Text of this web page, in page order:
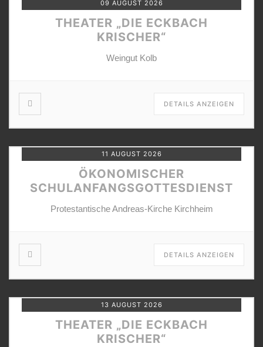
09 AUGUST 2026
THEATER „DIE ECKBACH
KRISCHER“
Weingut Kolb
DETAILS ANZEIGEN
11 AUGUST 2026
ÖKONOMISCHER
SCHULANFANGSGOTTESDIENST
Protestantische Andreas-Kirche Kirchheim
DETAILS ANZEIGEN
13 AUGUST 2026
THEATER „DIE ECKBACH
KRISCHER“